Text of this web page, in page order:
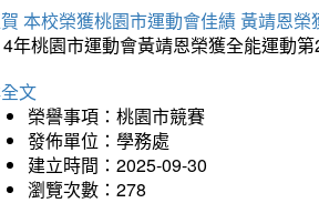
本校榮獲桃園市運動會佳績 黃靖恩
年桃園市運動會黃靖恩榮獲全能運動
文
榮譽事項：桃園市競賽
發佈單位：學務處
建立時間：2025-09-30
瀏覽次數：278